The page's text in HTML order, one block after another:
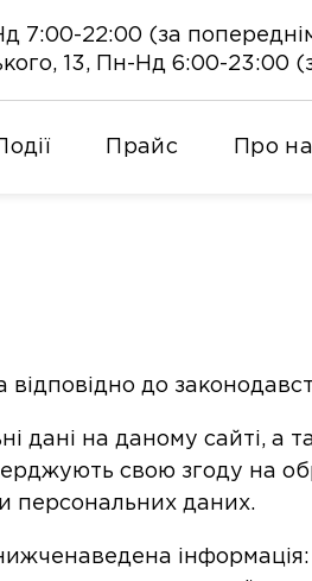
7:00-22:00 (за
13, Пн-Нд 6:00-23:00
Прайс Про
до
дані на даному сайті, а
свою згоду на
персональних даних.
інформація: